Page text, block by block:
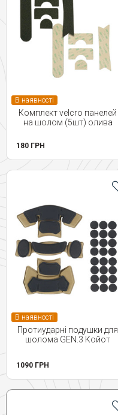
В наявності
Комплект velcro панелей
на шолом (5шт) олива
180 ГРН
В наявності
Протиударні подушки для
шолома GEN.3 Койот
1090 ГРН